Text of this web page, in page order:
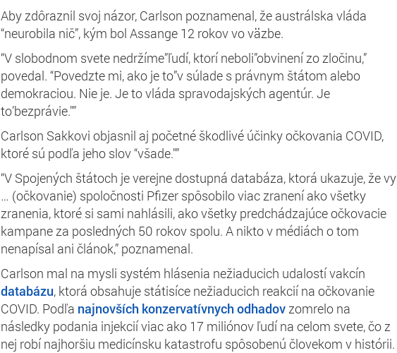
Aby zdôraznil svoj názor, Carlson poznamenal, že austrálska vláda
“neurobila nič”, kým bol Assange 12 rokov vo väzbe.
“V slobodnom svete nedržíme”ľudí, ktorí neboli”obvinení zo zločinu,”
povedal. “Povedzte mi, ako je to”v súlade s právnym štátom alebo
demokraciou. Nie je. Je to vláda spravodajských agentúr. Je
to’bezprávie."”
Carlson Sakkovi objasnil aj početné škodlivé účinky očkovania COVID,
ktoré sú podľa jeho slov “všade."”
“V Spojených štátoch je verejne dostupná databáza, ktorá ukazuje, že vy
… (očkovanie) spoločnosti Pfizer spôsobilo viac zranení ako všetky
zranenia, ktoré si sami nahlásili, ako všetky predchádzajúce očkovacie
kampane za posledných 50 rokov spolu. A nikto v médiách o tom
nenapísal ani článok,” poznamenal.
Carlson mal na mysli systém hlásenia nežiaducich udalostí vakcín
databázu, ktorá obsahuje státisíce nežiaducich reakcií na očkovanie
COVID. Podľa najnovších konzervatívnych odhadovzomrelo na
následky podania injekcií viac ako 17 miliónov ľudí na celom svete, čo z
nej robí najhoršiu medicínsku katastrofu spôsobenú človekom v histórii.